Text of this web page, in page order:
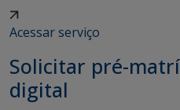
Acessar serviço
Solicitar pré-
digital